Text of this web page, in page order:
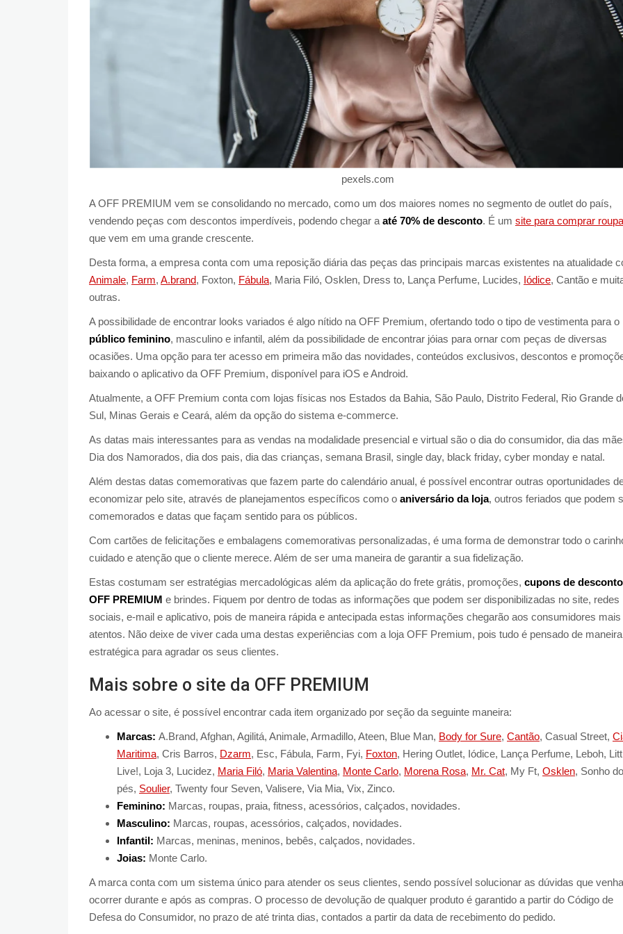
pexels.com
A OFF PREMIUM vem se consolidando no mercado, como um dos maiores nomes no segmento de outlet do país,
vendendo peças com descontos imperdíveis, podendo chegar aaté 70% de desconto. É um site para comprar
que vem em uma grande crescente.
Desta forma, a empresa conta com uma reposição diária das peças das principais marcas existentes na atualidade
Animale, Farm, A.brand, Foxton, Fábula, Maria Filó, Osklen, Dress to, Lança Perfume, Lucides, Iódice, Cantão e
outras.
A possibilidade de encontrar looks variados é algo nítido na OFF Premium, ofertando todo o tipo de vestimenta para o
público feminino, masculino e infantil, além da possibilidade de encontrar jóias para ornar com peças de diversas
ocasiões. Uma opção para ter acesso em primeira mão das novidades, conteúdos exclusivos, descontos e
baixando o aplicativo da OFF Premium, disponível para iOS e Android.
Atualmente, a OFF Premium conta com lojas físicas nos Estados da Bahia, São Paulo, Distrito Federal, Rio Grande
Sul, Minas Gerais e Ceará, além da opção do sistema e-commerce.
As datas mais interessantes para as vendas na modalidade presencial e virtual são o dia do consumidor, dia das
Dia dos Namorados, dia dos pais, dia das crianças, semana Brasil, single day, black friday, cyber monday e natal.
Além destas datas comemorativas que fazem parte do calendário anual, é possível encontrar outras oportunidades
economizar pelo site, através de planejamentos específicos como o aniversário da loja, outros feriados que podem
comemorados e datas que façam sentido para os públicos.
Com cartões de felicitações e embalagens comemorativas personalizadas, é uma forma de demonstrar todo o
cuidado e atenção que o cliente merece. Além de ser uma maneira de garantir a sua fidelização.
Estas costumam ser estratégias mercadológicas além da aplicação do frete grátis, promoções, cupons de
OFF PREMIUM e brindes. Fiquem por dentro de todas as informações que podem ser disponibilizadas no site, redes
sociais, e-mail e aplicativo, pois de maneira rápida e antecipada estas informações chegarão aos consumidores mais
atentos. Não deixe de viver cada uma destas experiências com a loja OFF Premium, pois tudo é pensado de maneira
estratégica para agradar os seus clientes.
Mais sobre o site da OFF PREMIUM
Ao acessar o site, é possível encontrar cada item organizado por seção da seguinte maneira:
Marcas: A.Brand, Afghan, Agilitá, Animale, Armadillo, Ateen, Blue Man, Body for Sure, Cantão, Casual Street,
Maritima, Cris Barros, Dzarm, Esc, Fábula, Farm, Fyi, Foxton, Hering Outlet, Iódice, Lança Perfume, Leboh,
Live!, Loja 3, Lucidez, Maria Filó, Maria Valentina, Monte Carlo, Morena Rosa, Mr. Cat, My Ft, Osklen, Sonho
pés, Soulier, Twenty four Seven, Valisere, Via Mia, Vix, Zinco.
Feminino: Marcas, roupas, praia, fitness, acessórios, calçados, novidades.
Masculino: Marcas, roupas, acessórios, calçados, novidades.
Infantil: Marcas, meninas, meninos, bebês, calçados, novidades.
Joias: Monte Carlo.
A marca conta com um sistema único para atender os seus clientes, sendo possível solucionar as dúvidas que
ocorrer durante e após as compras. O processo de devolução de qualquer produto é garantido a partir do Código de
Defesa do Consumidor, no prazo de até trinta dias, contados a partir da data de recebimento do pedido.